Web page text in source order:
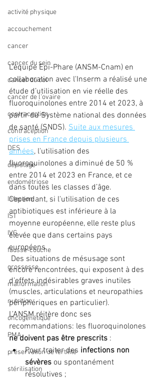
activité physique
accouchement
cancer
cancer du sein
cancer du col
cancer de l'ovaire
contraception
contraception
DES
dépistage
endométriose
Infection
IST
IVG
fausse-couche
grossesse
malformation
nutrition
oncogénétique
PMA
préservation de fertilité
stérilisation
L'équipe Epi-Phare (ANSM-Cnam) en
collaboration avec l'Inserm a réalisé une
étude d’utilisation en vie réelle des
fluoroquinolones entre 2014 et 2023, à
partir du Système national des données
de santé (SNDS). Suite aux mesures
prises en France depuis plusieurs
années, l'utilisation des
fluoroquinolones a diminué de 50 %
entre 2014 et 2023 en France, et ce
dans toutes les classes d’âge.
Cependant, si l'utilisation de ces
antibiotiques est inférieure à la
moyenne européenne, elle reste plus
élevée que dans certains pays
européens.
Des situations de mésusage sont
encore rencontrées, qui exposent à des
d’effets indésirables graves inutiles
(muscles, articulations et neuropathies
périphériques en particulier).
L'ANSM réitère donc ses
recommandations: les fluoroquinolones
ne doivent pas être prescrits :
Pour traiter des infections non
sévères ou spontanément
résolutives ;